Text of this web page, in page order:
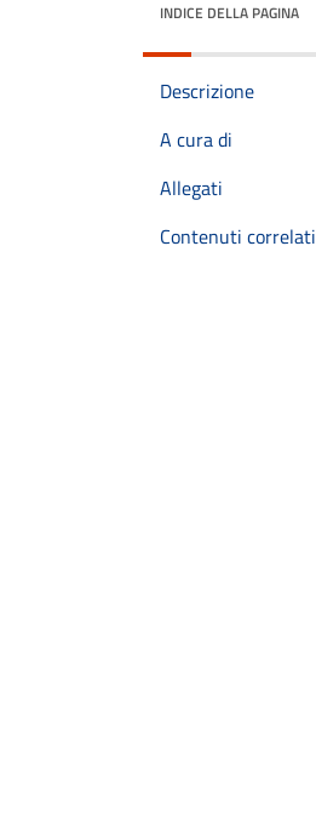
INDICE DELLA PAGINA
Descrizione
A cura di
Allegati
Contenuti correlati